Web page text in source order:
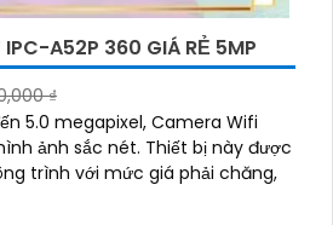
IPC-A52P 360 GIÁ RẺ 5MP
₫
5.0 megapixel, Camera Wifi
nét. Thiết bị này được
trình với mức giá phải chăng,